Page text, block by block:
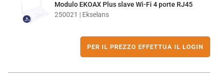
Modulo EKOAX Plus slave Wi-Fi 4 porte RJ45
250021 | Ekselans
PER IL PREZZO EFFETTUA IL LOGIN